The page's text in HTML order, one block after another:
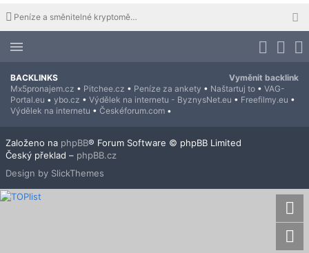
Peníze a směnitelné kryptoměny ZDARMA
BACKLINKS
Vyměnit backlink
Mx5pronajem.cz • Pitchee.cz • Peníze za ankety • Naštartuj to • VAG-
Portal.eu • ybo.cz • Výdělek na internetu - ByznysNet.eu • Freefilmy.eu •
Výdělek na internetu • Českéforum.com •
Založeno na phpBB® Forum Software © phpBB Limited
Český překlad – phpBB.cz
Design by SlickThemes